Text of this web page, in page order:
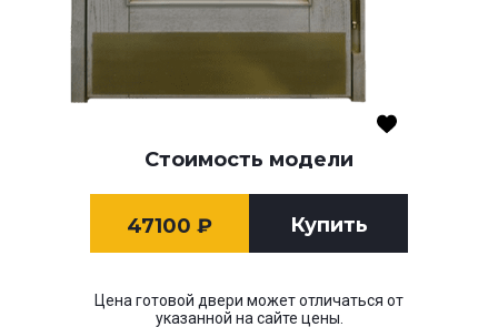
Стоимость модели
47100 ₽ Купить
Цена готовой двери может отличаться от
указанной на сайте цены.